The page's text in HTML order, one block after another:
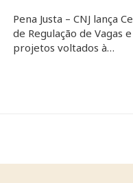
Pena Justa – CNJ lança
de Regulação de Vagas e
projetos voltados à…